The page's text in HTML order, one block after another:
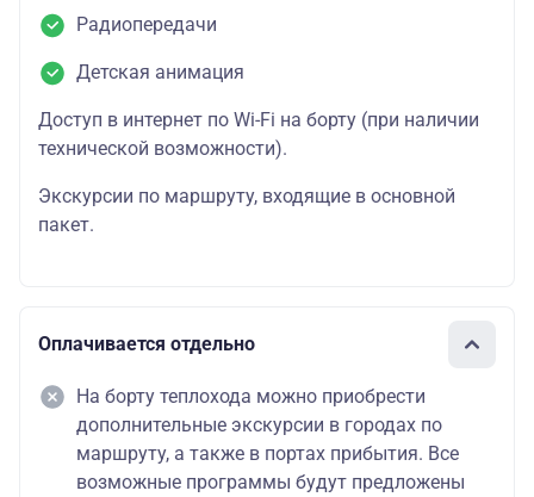
Радиопередачи
Детская анимация
Доступ в интернет по Wi-Fi на борту (при наличии
технической возможности).
Экскурсии по маршруту, входящие в основной
пакет.
Оплачивается отдельно
На борту теплохода можно приобрести
дополнительные экскурсии в городах по
маршруту, а также в портах прибытия. Все
возможные программы будут предложены